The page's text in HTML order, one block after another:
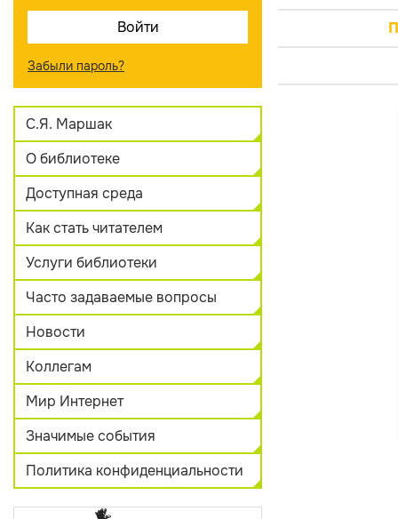
Забыли пароль?
С.Я. Маршак
О библиотеке
Доступная среда
Как стать читателем
Услуги библиотеки
Часто задаваемые вопросы
Новости
Коллегам
Мир Интернет
Значимые события
Политика конфиденциальности